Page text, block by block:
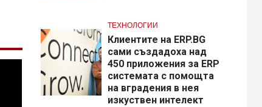
ТЕХНОЛОГИИ
Клиентите на ERP.BG
сами създадоха над
450 приложения за ERP
системата с помощта
на вградения в нея
изкуствен интелект